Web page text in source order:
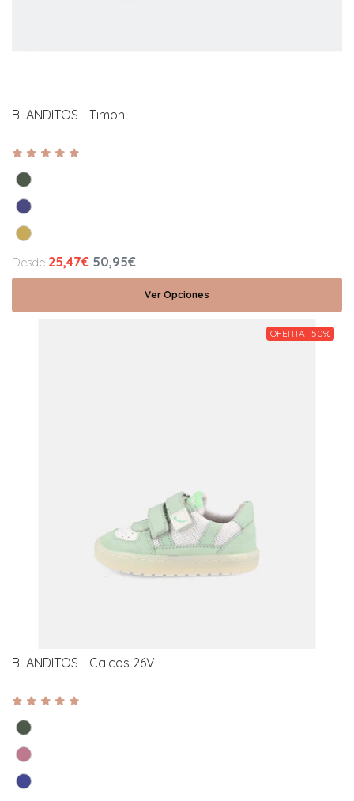
BLANDITOS - Timon
Desde 25,47€ 50,95€
Ver Opciones
OFERTA -50%
BLANDITOS - Caicos 26V